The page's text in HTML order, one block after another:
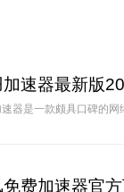
速器最新版
器是一款颇具口碑的
费加速器官